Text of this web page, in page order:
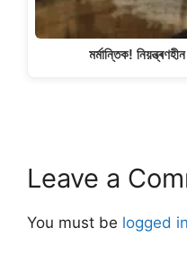
মৰ্মান্তিক!
Leave a
You must be logged in